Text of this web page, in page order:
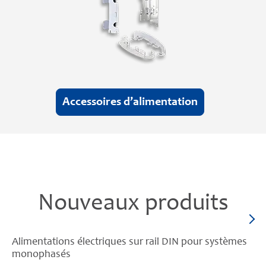
Accessoires d’alimentation
Nouveaux produits
Alimentations électriques sur rail DIN pour systèmes
monophasés